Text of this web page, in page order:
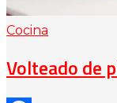
Cocina
Volteado de